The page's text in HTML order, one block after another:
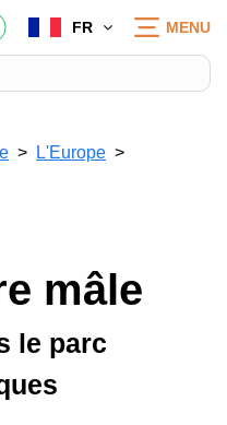
FR MENU
L'Europe
mâle
le parc